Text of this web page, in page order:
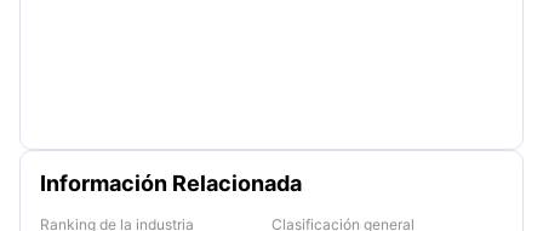
Información Relacionada
Ranking de la industria Clasificación general